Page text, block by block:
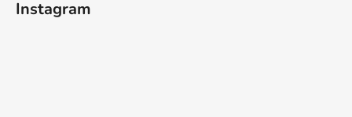
Instagram